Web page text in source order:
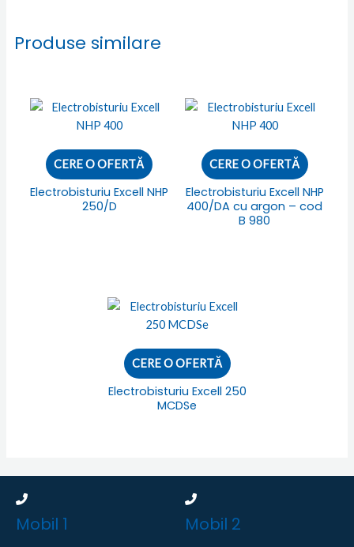
Produse similare
CERE O OFERTĂ
Electrobisturiu Excell NHP
250/D
CERE O OFERTĂ
Electrobisturiu Excell NHP
400/DA cu argon – cod
B 980
CERE O OFERTĂ
Electrobisturiu Excell 250
MCDSe
Mobil 1 Mobil 2